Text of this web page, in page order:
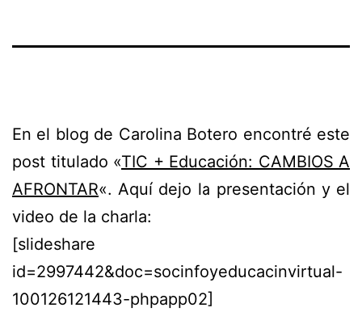
En el blog de Carolina Botero encontré este
post titulado «TIC + Educación: CAMBIOS A
AFRONTAR«. Aquí dejo la presentación y el
video de la charla:
[slideshare
id=2997442&doc=socinfoyeducacinvirtual-
100126121443-phpapp02]